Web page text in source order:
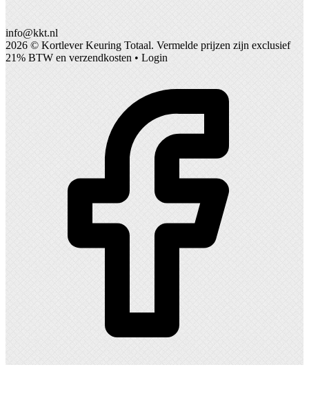
info@kkt.nl
2026 © Kortlever Keuring Totaal. Vermelde prijzen zijn exclusief
21% BTW en verzendkosten • Login